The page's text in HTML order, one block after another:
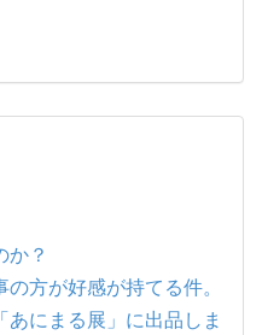
か？
方が好感が持てる件。
にまる展」に出品しま